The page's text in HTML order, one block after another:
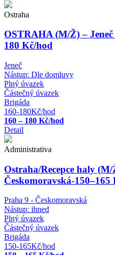
Ostraha
OSTRAHA (M/Ž) –
180 Kč/hod
Jeneč
Nástup: Dle domluvy
Plný úvazek
Částečný úvazek
Brigáda
160-180Kč/hod
160 – 180 Kč/hod
Detail
Administrativa
Ostraha/Recepce haly
Českomoravská-150–165
Praha 9 - Českomoravská
Nástup: ihned
Plný úvazek
Částečný úvazek
Brigáda
150-165Kč/hod